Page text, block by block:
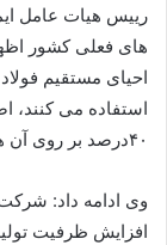
رییس هیات عامل
های فعلی کشور
احیای مستقیم
استفاده می کنند،‌
۴۰درصد بر روی آن ها صورت گیرد.
وی ادامه داد: شرکت
افزایش ظرفیت